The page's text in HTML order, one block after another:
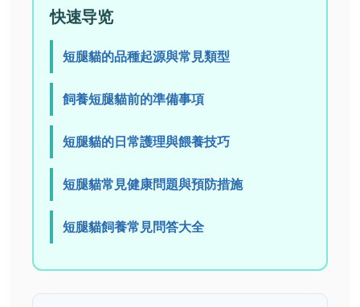
快速导览
短腿貓的品種起源與常見類型
飼養短腿貓前的準備事項
短腿貓的日常護理與餵養技巧
短腿貓常見健康問題與預防措施
短腿貓飼養常見問答大全